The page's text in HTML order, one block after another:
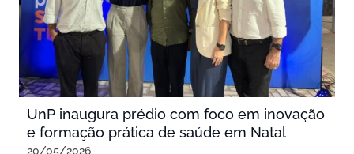
UnP inaugura prédio com foco em inovação
e formação prática de saúde em Natal
20/05/2026